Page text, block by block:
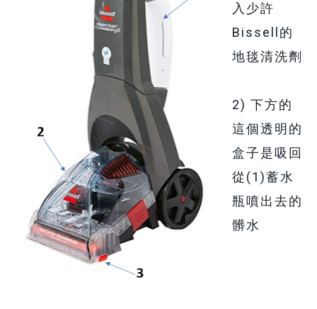
入少許
Bissell的
地毯清洗劑
2) 下方的
這個透明的
盒子是吸回
從(1)蓄水
瓶噴出去的
髒水